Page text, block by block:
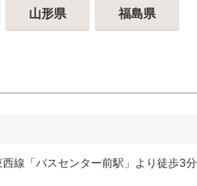
山形県 福島県
線「バスセンター前駅」より徒歩3分